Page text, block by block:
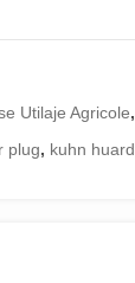
Utilaje Agricole,
plug, kuhn huard